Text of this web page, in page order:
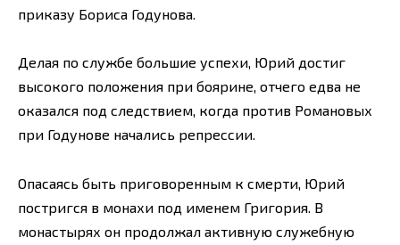
приказу Бориса Годунова.
Делая по службе большие успехи, Юрий достиг
высокого положения при боярине, отчего едва не
оказался под следствием, когда против Романовых
при Годунове начались репрессии.
Опасаясь быть приговоренным к смерти, Юрий
постригся в монахи под именем Григория. В
монастырях он продолжал активную служебную